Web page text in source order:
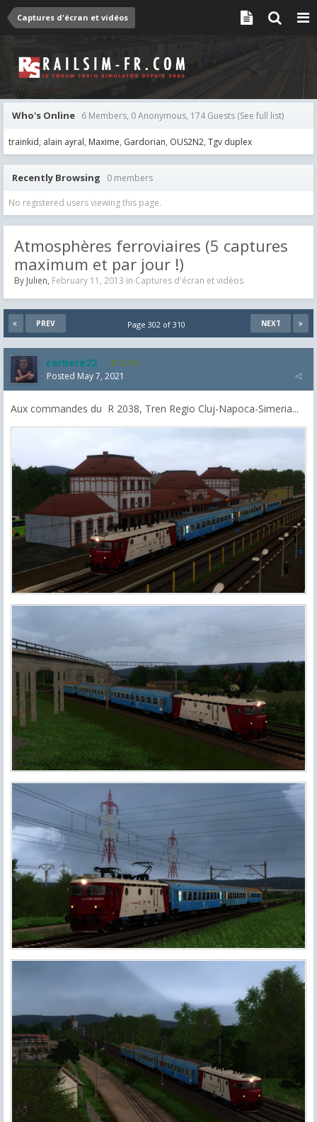
Captures d'écran et vidéos
Who's Online 6 Members, 0 Anonymous, 174 Guests (See full list)
trainkid alain ayral Maxime Gardorian OUS2N2 Tgv duplex
Recently Browsing 0 members
No registered users viewing this page.
Atmosphères ferroviaires (5 captures
maximum et par jour !)
By Julien, February 11, 2013 in Captures d'écran et vidéos
PREV NEXT
Page 302 of 310
cerbere22 4,385
Posted May 7, 2021
Aux commandes du R 2038, Tren Regio Cluj-Napoca-Simeria...